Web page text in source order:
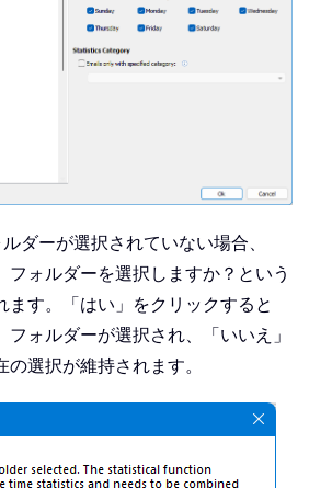
ダーが選択されていない場合、
フォルダーを選択しますか？という
ます。「はい」をクリックすると
フォルダーが選択され、「いいえ」
選択が維持されます。